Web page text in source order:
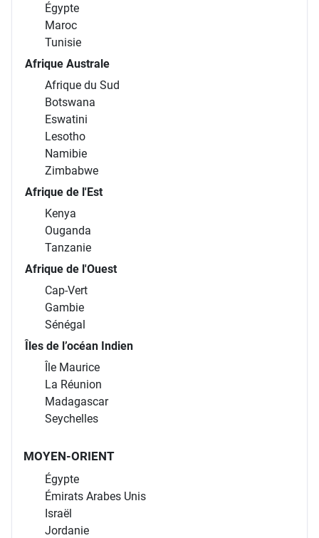
Égypte
Maroc
Tunisie
Afrique Australe
Afrique du Sud
Botswana
Eswatini
Lesotho
Namibie
Zimbabwe
Afrique de l'Est
Kenya
Ouganda
Tanzanie
Afrique de l'Ouest
Cap-Vert
Gambie
Sénégal
Îles de l’océan Indien
Île Maurice
La Réunion
Madagascar
Seychelles
MOYEN-ORIENT
Égypte
Émirats Arabes Unis
Israël
Jordanie